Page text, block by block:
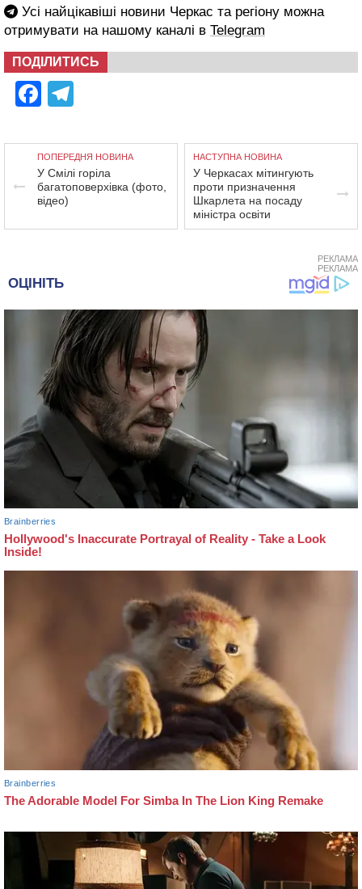
Усі найцікавіші новини Черкас та регіону можна
отримувати на нашому каналі в Telegram
ПОДІЛИТИСЬ
Facebook
ПОПЕРЕДНЯ НОВИНА
У Смілі горіла
багатоповерхівка (фото,
відео)
НАСТУПНА НОВИНА
У Черкасах мітингують
проти призначення
Шкарлета на посаду
міністра освіти
РЕКЛАМА
РЕКЛАМА